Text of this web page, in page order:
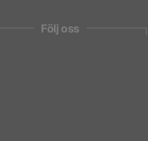
Följ oss